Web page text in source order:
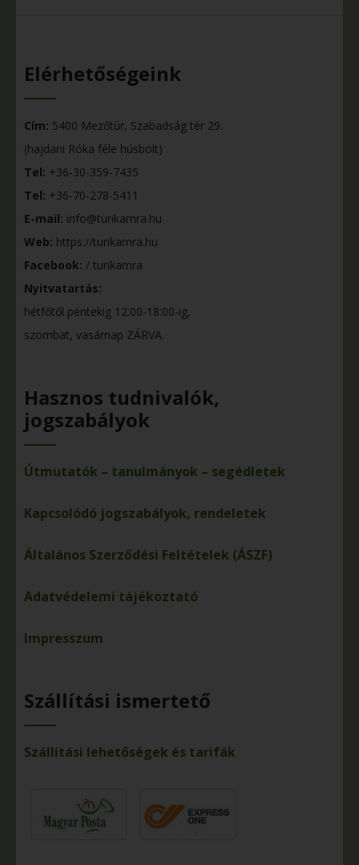
Elérhetőségeink
Cím: 5400 Mezőtúr, Szabadság tér 29.
(hajdani Róka féle húsbolt)
Tel: +36-30-359-7435
Tel: +36-70-278-5411
E-mail: info@turikamra.hu
Web: https://turikamra.hu
Facebook: / turikamra
Nyitvatartás:
hétfőtől péntekig 12:00-18:00-ig,
szombat, vasárnap ZÁRVA.
Hasznos tudnivalók,
jogszabályok
Útmutatók – tanulmányok – segédletek
Kapcsolódó jogszabályok, rendeletek
Általános Szerződési Feltételek (ÁSZF)
Adatvédelemi tájékoztató
Impresszum
Szállítási ismertető
Szállítási lehetőségek és tarifák